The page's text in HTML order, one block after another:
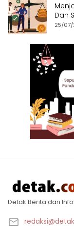
Dan
25/
Detak Berita dan